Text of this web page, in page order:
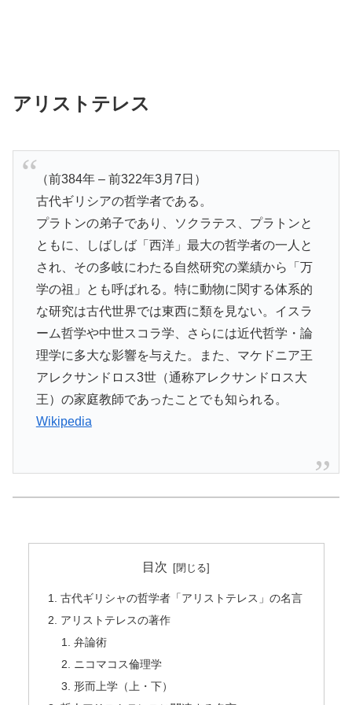
アリストテレス
（前384年 – 前322年3月7日）
古代ギリシアの哲学者である。
プラトンの弟子であり、ソクラテス、プラトンと
ともに、しばしば「西洋」最大の哲学者の一人と
され、その多岐にわたる自然研究の業績から「万
学の祖」とも呼ばれる。特に動物に関する体系的
な研究は古代世界では東西に類を見ない。イスラ
ーム哲学や中世スコラ学、さらには近代哲学・論
理学に多大な影響を与えた。また、マケドニア王
アレクサンドロス3世（通称アレクサンドロス大
王）の家庭教師であったことでも知られる。
Wikipedia
目次
古代ギリシャの哲学者「アリストテレス」の名言
アリストテレスの著作
弁論術
ニコマコス倫理学
形而上学（上・下）